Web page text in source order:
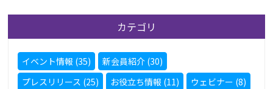
カテゴリ
イベント情報 (35)
新会員紹介 (30)
プレスリリース (25)
お役立ち情報 (11)
ウェビナー (8)